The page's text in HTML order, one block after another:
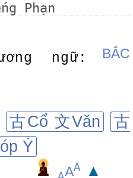
Phạn
ngữ: BẮC
古Cổ 文Văn
古
Ý
AA ▲